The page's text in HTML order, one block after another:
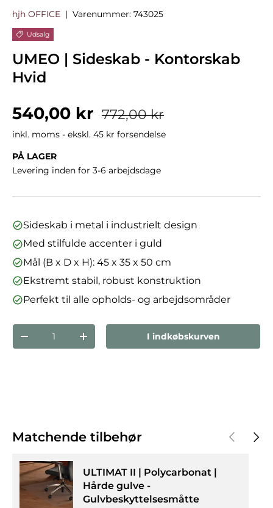
hjh OFFICE | Varenummer: 743025
Udsalg
UMEO | Sideskab - Kontorskab
Hvid
Salgspris
540,00 kr Normalpris
772,00 kr
inkl. moms - ekskl. 45 kr forsendelse
PÅ LAGER
Levering inden for 3-6 arbejdsdage
Sideskab i metal i industrielt design
Med stilfulde accenter i guld
Mål (B x D x H): 45 x 35 x 50 cm
Ekstremt stabil, robust konstruktion
Perfekt til alle opholds- og arbejdsområder
Antal
Reducer mængdenForøg mængdenI indkøbskurven
Matchende tilbehør Forrige
ULTIMAT II | Polycarbonat |
Hårde gulve -
Gulvbeskyttelsesmåtte